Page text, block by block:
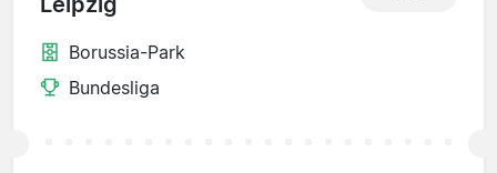
Borussia-Park
Bundesliga